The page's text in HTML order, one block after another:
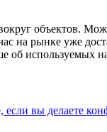
объектов.
на рынке уже
об используемых
если вы делаете